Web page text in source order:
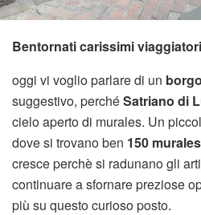
Bentornati carissimi
oggi vi voglio parlare di un
suggestivo, perchéSatriano di
cielo aperto di murales. Un
dove si trovano ben 150 murales
cresce perchè si radunano gli
continuare a sfornare preziose
più su questo curioso posto.